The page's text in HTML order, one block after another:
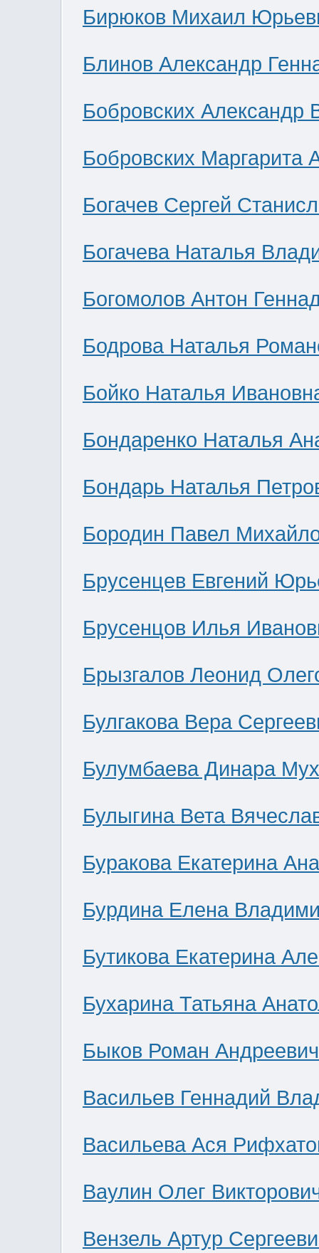
Бирюков Михаил
Блинов Александр
Бобровских Александр
Бобровских Маргарита
Богачев Сергей
Богачева Наталья
Богомолов Антон
Бодрова Наталья
Бойко Наталья
Бондаренко Наталья
Бондарь Наталья
Бородин Павел
Брусенцев Евгений
Брусенцов Илья
Брызгалов Леонид
Булгакова Вера
Булумбаева Динара
Булыгина Вета
Буракова Екатерина
Бурдина Елена
Бутикова Екатерина
Бухарина Татьяна
Быков Роман Андреевич
Васильев Геннадий
Васильева Ася
Ваулин Олег
Вензель Артур